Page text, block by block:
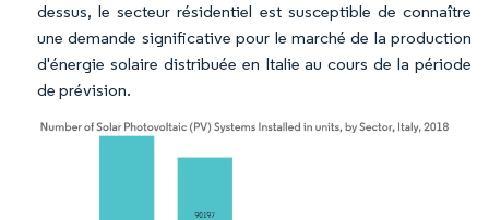
dessus, le secteur résidentiel est susceptible de connaître
une demande significative pour le marché de la production
d'énergie solaire distribuée en Italie au cours de la période
de prévision.